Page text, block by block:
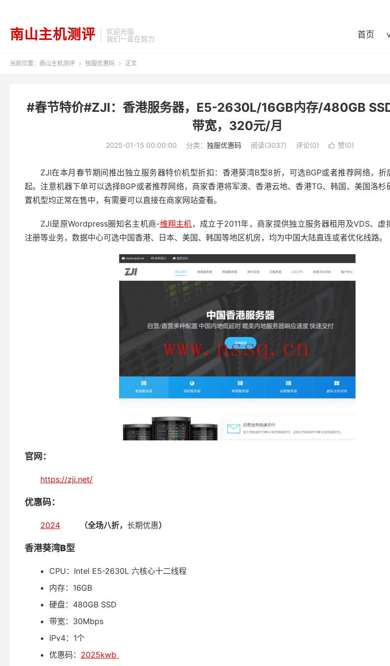
南山主机测评
欢迎光临
我们一直在努力
首页
当前位置： 南山主机测评  独服优惠码  正文
#春节特价#ZJI：香港服务器，E5-2630L/16GB内存/480GB
带宽，320元/月
2025-01-15 00:00:00 分类： 独服优惠码 阅读(3037) 评论(0)  赞(0)
ZJI在本月春节期间推出独立服务器特价机型折扣：香港葵湾B型8折，可选BGP或者推荐网络，
起。注意机器下单可以选择BGP或者推荐网络，商家香港将军澳、香港云地、香港TG、韩国、美国洛杉
置机型均正常在售中，有需要可以直接在商家网站查看。
ZJI是原Wordpress圈知名主机商-维翔主机，成立于2011年，商家提供独立服务器租用及VDS、虚
注册等业务，数据中心可选中国香港、日本、美国、韩国等地区机房，均为中国大陆直连或者优化线路。
官网：
https://zji.net/
优惠码：
2024 （全场八折， 长期优惠）
香港葵湾B型
CPU：Intel E5-2630L 六核心十二线程
内存：16GB
硬盘：480GB SSD
带宽：30Mbps
IPv4：1个
优惠码： 2025kwb